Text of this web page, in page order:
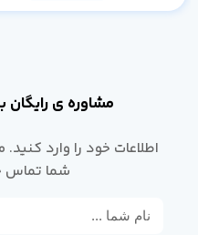
مشاوره ی رایگان
اطلاعات خود را وارد
شما تماس